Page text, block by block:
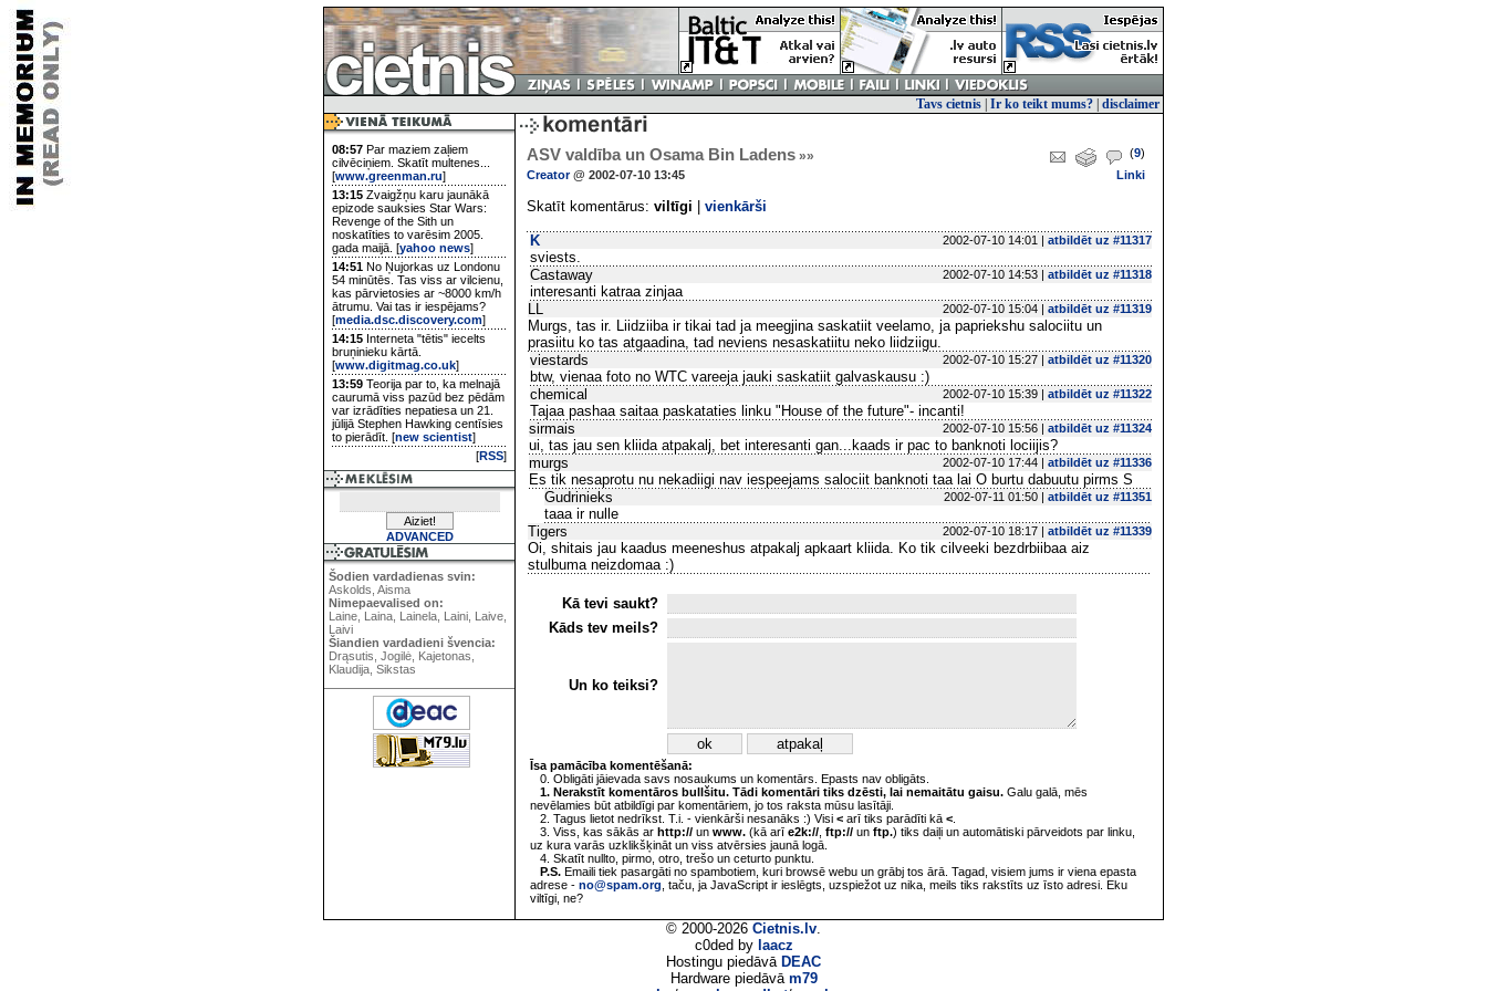
Tavs cietnis Ir ko teikt mums? disclaimer
08:57 Par maziem zaļiem
cilvēciņiem. Skatīt multenes...
[www.greenman.ru]
13:15 Zvaigžņu karu jaunākā
epizode sauksies Star Wars:
Revenge of the Sith un
noskatīties to varēsim 2005.
gada maijā. [yahoo news]
14:51 No Ņujorkas uz Londonu
54 minūtēs. Tas viss ar vilcienu,
kas pārvietosies ar ~8000 km/h
ātrumu. Vai tas ir iespējams?
[media.dsc.discovery.com]
14:15 Interneta "tētis" iecelts
bruņinieku kārtā.
[www.digitmag.co.uk]
13:59 Teorija par to, ka melnajā
caurumā viss pazūd bez pēdām
var izrādīties nepatiesa un 21.
jūlijā Stephen Hawking centīsies
to pierādīt. [new scientist]
[RSS]
ADVANCED
Šodien vardadienas svin:
Askolds, Aisma
Nimepaevalised on:
Laine, Laina, Lainela, Laini, Laive,
Laivi
Šiandien vardadieni švencia:
Drąsutis, Jogilė, Kajetonas,
Klaudija, Sikstas
ASV valdība un Osama Bin Ladens »» (9)
Creator@ 2002-07-10 13:45 Linki
Skatīt komentārus: viltīgi vienkārši
K 2002-07-10 14:01 | atbildēt uz #11317
sviests.
Castaway
2002-07-10 14:53 | atbildēt uz #11318
interesanti katraa zinjaa
LL
2002-07-10 15:04 | atbildēt uz #11319
Murgs, tas ir. Liidziiba ir tikai tad ja meegjina saskatiit veelamo, ja papriekshu salociitu un
prasiitu ko tas atgaadina, tad neviens nesaskatiitu neko liidziigu.
viestards
2002-07-10 15:27 | atbildēt uz #11320
btw, vienaa foto no WTC vareeja jauki saskatiit galvaskausu :)
chemical
2002-07-10 15:39 | atbildēt uz #11322
Tajaa pashaa saitaa paskataties linku "House of the future"- incanti!
sirmais
2002-07-10 15:56 | atbildēt uz #11324
ui, tas jau sen kliida atpakalj, bet interesanti gan...kaads ir pac to banknoti lociijis?
murgs
2002-07-10 17:44 | atbildēt uz #11336
Es tik nesaprotu nu nekadiigi nav iespeejams salociit banknoti taa lai O burtu dabuutu pirms S
Gudrinieks
2002-07-11 01:50 | atbildēt uz #11351
taaa ir nulle
Tigers
2002-07-10 18:17 | atbildēt uz #11339
Oi, shitais jau kaadus meeneshus atpakalj apkaart kliida. Ko tik cilveeki bezdrbiibaa aiz
stulbuma neizdomaa :)
Kā tevi saukt?
Kāds tev meils?
Un ko teiksi?
Īsa pamācība komentēšanā:
0. Obligāti jāievada savs nosaukums un komentārs. Epasts nav obligāts.
1. Nerakstīt komentāros bullšitu. Tādi komentāri tiks dzēsti, lai nemaitātu gaisu. Galu galā, mēs
nevēlamies būt atbildīgi par komentāriem, jo tos raksta mūsu lasītāji.
2. Tagus lietot nedrīkst. T.i. - vienkārši nesanāks :) Visi < arī tiks parādīti kā <
3. Viss, kas sākās ar http:// un www. (kā arī e2k:// ftp:// un ftp.) tiks daiļi un automātiski pārveidots par linku,
uz kura varās uzklikšķināt un viss atvērsies jaunā logā.
4. Skatīt nullto, pirmo, otro, trešo un ceturto punktu.
P.S. Emaili tiek pasargāti no spambotiem, kuri browsē webu un grābj tos ārā. Tagad, visiem jums ir viena epasta
adrese - no@spam.org , taču, ja JavaScript ir ieslēgts, uzspiežot uz nika, meils tiks rakstīts uz īsto adresi. Eku
viltīgi, ne?
© 2000-2026 Cietnis.lv.
c0ded by laacz
Hostingu piedāvā DEAC
Hardware piedāvā m79